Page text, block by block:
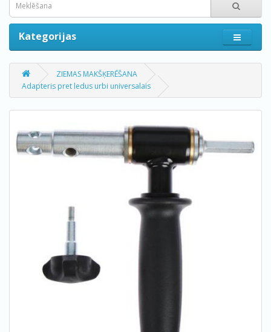
Kategorijas
ZIEMAS MAKŠĶERĒŠANA
Adapteris pret ledus urbi universalais